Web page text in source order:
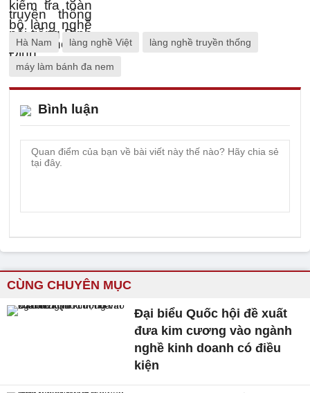
Hà Nam làng nghề Việt làng nghề truyền thống
máy làm bánh đa nem
Bình luận
CÙNG CHUYÊN MỤC
Đại biểu Quốc hội đề xuất
đưa kim cương vào ngành
nghề kinh doanh có điều
kiện